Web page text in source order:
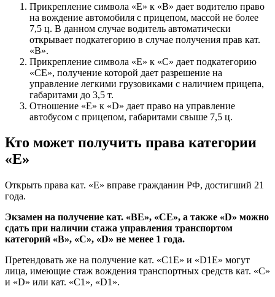
Прикрепление символа «Е» к «В» дает водителю право
на вождение автомобиля с прицепом, массой не более
7,5 ц. В данном случае водитель автоматически
открывает подкатегорию в случае получения прав кат.
«В».
Прикрепление символа «Е» к «С» дает подкатегорию
«СЕ», получение которой дает разрешение на
управление легкими грузовиками c наличием прицепа,
габаритами до 3,5 т.
Отношение «Е» к «D» дает право на управление
автобусом с прицепом, габаритами свыше 7,5 ц.
Кто может получить права категории
«Е»
Открыть права кат. «Е» вправе гражданин РФ, достигший 21
года.
Экзамен на получение кат. «ВЕ», «СЕ», а также «D» можно
сдать при наличии стажа управления транспортом
категорий «В», «С», «D» не менее 1 года.
Претендовать же на получение кат. «С1Е» и «D1Е» могут
лица, имеющие стаж вождения транспортных средств кат. «С»
и «D» или кат. «С1», «D1».